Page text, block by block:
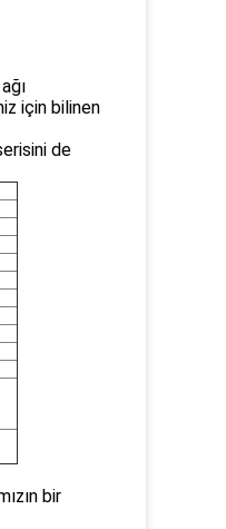
için bilinen
de
bir